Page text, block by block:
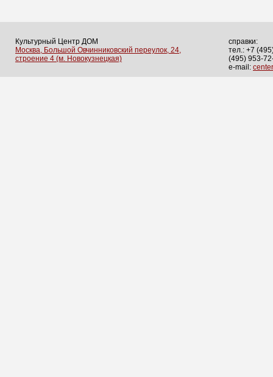
Культурный Центр ДОМ
Москва, Большой Овчинниковский переулок, 24,
строение 4 (м. Новокузнецкая)
справки:
тел.: +7
(495) 953-
e-mail: